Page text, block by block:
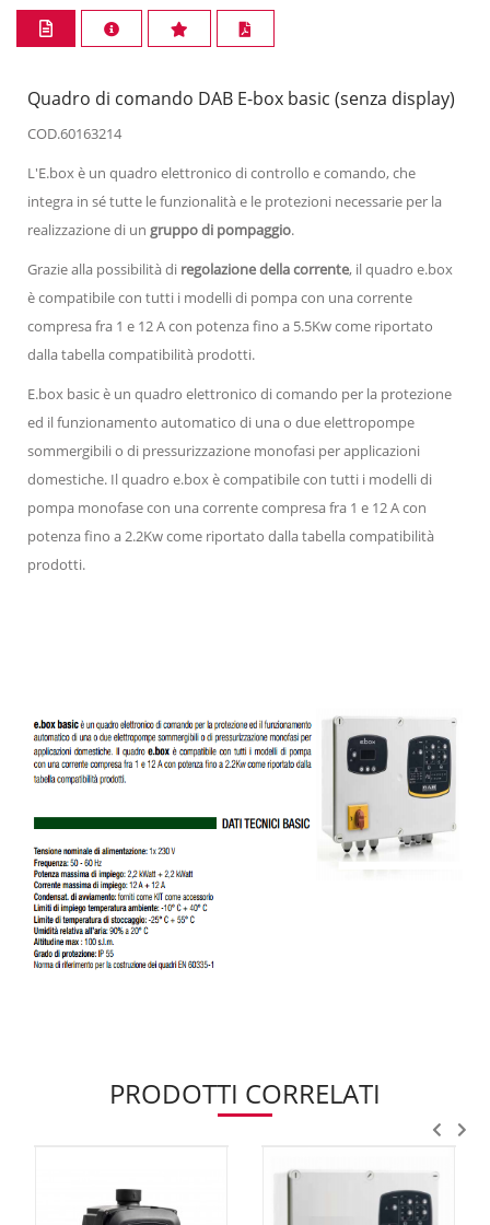
Quadro di comando DAB E-box basic (senza display)
COD.60163214
L'E.box è un quadro elettronico di controllo e comando, che
integra in sé tutte le funzionalità e le protezioni necessarie per la
realizzazione di un gruppo di pompaggio.
Grazie alla possibilità di regolazione della corrente, il quadro e.box
è compatibile con tutti i modelli di pompa con una corrente
compresa fra 1 e 12 A con potenza fino a 5.5Kw come riportato
dalla tabella compatibilità prodotti.
E.box basic è un quadro elettronico di comando per la protezione
ed il funzionamento automatico di una o due elettropompe
sommergibili o di pressurizzazione monofasi per applicazioni
domestiche. Il quadro e.box è compatibile con tutti i modelli di
pompa monofase con una corrente compresa fra 1 e 12 A con
potenza fino a 2.2Kw come riportato dalla tabella compatibilità
prodotti.
PRODOTTI CORRELATI